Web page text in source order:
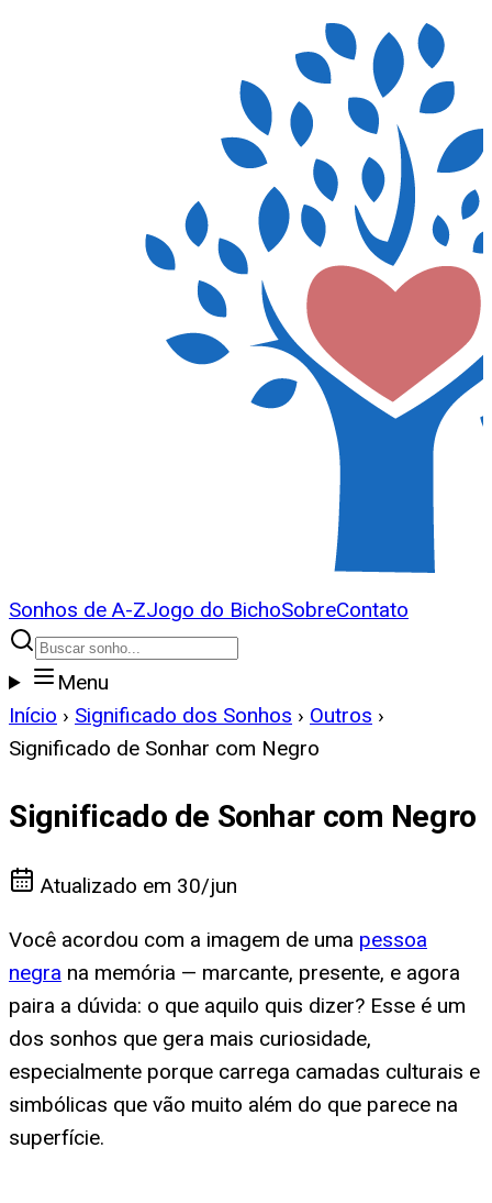
Sonhos de A-ZJogo do BichoSobreContato
Menu
Início › Significado dos Sonhos › Outros ›
Significado de Sonhar com Negro
Significado de Sonhar com Negro
Atualizado em 30/jun
Você acordou com a imagem de uma pessoa
negra na memória — marcante, presente, e agora
paira a dúvida: o que aquilo quis dizer? Esse é um
dos sonhos que gera mais curiosidade,
especialmente porque carrega camadas culturais e
simbólicas que vão muito além do que parece na
superfície.